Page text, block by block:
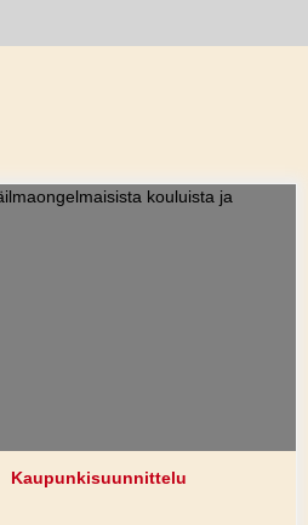
Kaupunkisuunnittelu